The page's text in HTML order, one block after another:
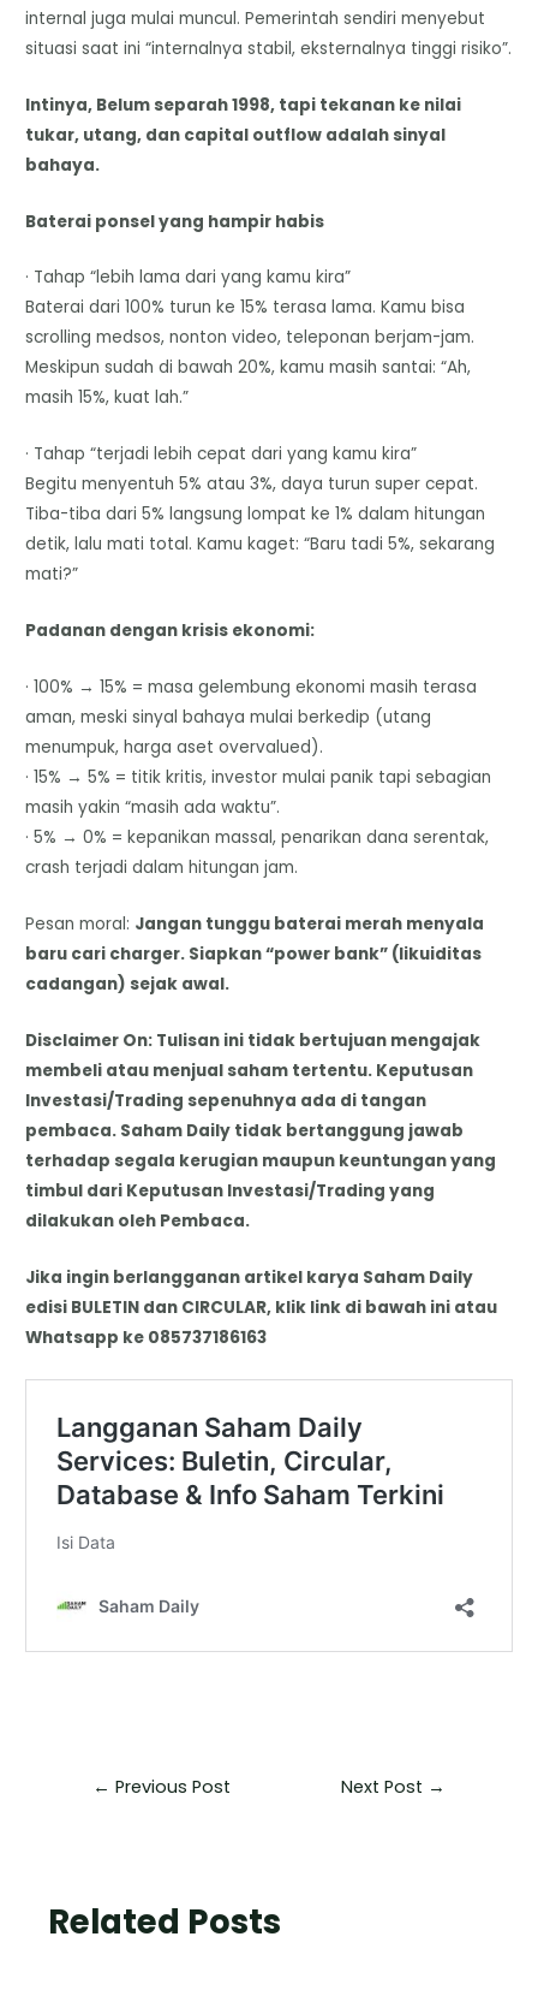
internal juga mulai muncul. Pemerintah sendiri menyebut
situasi saat ini “internalnya stabil, eksternalnya tinggi risiko”.
Intinya, Belum separah 1998, tapi tekanan ke nilai
tukar, utang, dan capital outflow adalah sinyal
bahaya.
Baterai ponsel yang hampir habis
· Tahap “lebih lama dari yang kamu kira”
Baterai dari 100% turun ke 15% terasa lama. Kamu bisa
scrolling medsos, nonton video, teleponan berjam-jam.
Meskipun sudah di bawah 20%, kamu masih santai: “Ah,
masih 15%, kuat lah.”
· Tahap “terjadi lebih cepat dari yang kamu kira”
Begitu menyentuh 5% atau 3%, daya turun super cepat.
Tiba-tiba dari 5% langsung lompat ke 1% dalam hitungan
detik, lalu mati total. Kamu kaget: “Baru tadi 5%, sekarang
mati?”
Padanan dengan krisis ekonomi:
· 100% → 15% = masa gelembung ekonomi masih terasa
aman, meski sinyal bahaya mulai berkedip (utang
menumpuk, harga aset overvalued).
· 15% → 5% = titik kritis, investor mulai panik tapi sebagian
masih yakin “masih ada waktu”.
· 5% → 0% = kepanikan massal, penarikan dana serentak,
crash terjadi dalam hitungan jam.
Pesan moral: Jangan tunggu baterai merah menyala
baru cari charger. Siapkan “power bank” (likuiditas
cadangan) sejak awal.
Disclaimer On: Tulisan ini tidak bertujuan mengajak
membeli atau menjual saham tertentu. Keputusan
Investasi/Trading sepenuhnya ada di tangan
pembaca. Saham Daily tidak bertanggung jawab
terhadap segala kerugian maupun keuntungan yang
timbul dari Keputusan Investasi/Trading yang
dilakukan oleh Pembaca.
Jika ingin berlangganan artikel karya Saham Daily
edisi BULETIN dan CIRCULAR, klik link di bawah ini atau
Whatsapp ke 085737186163
← Previous Post Next Post →
Related Posts